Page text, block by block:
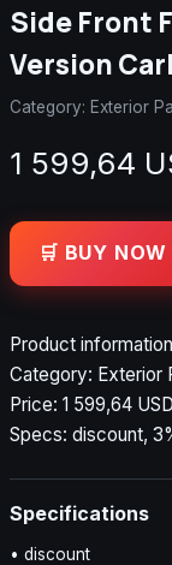
Side Front
Version
Category: Exterior
1 599,64
🛒 BUY NOW
Product
Category: Exterior
Price: 1 599,64 USD
Specs: discount,
Specifications
• discount